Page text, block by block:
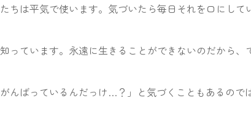
ちは平気で使います。気づいたら毎日それを口にして
っています。永遠に生きることができないのだから、
んばっているんだっけ…？」と気づくこともあるので